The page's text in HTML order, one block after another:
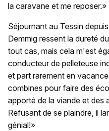
la caravane et me reposer.»
Séjournant au Tessin
Demmig ressent la dureté
tout cas, mais cela m'est
conducteur de pelleteuse
et part rarement en
combines pour faire des
apporté de la viande et des
Refusant de se plaindre, il
génial!»